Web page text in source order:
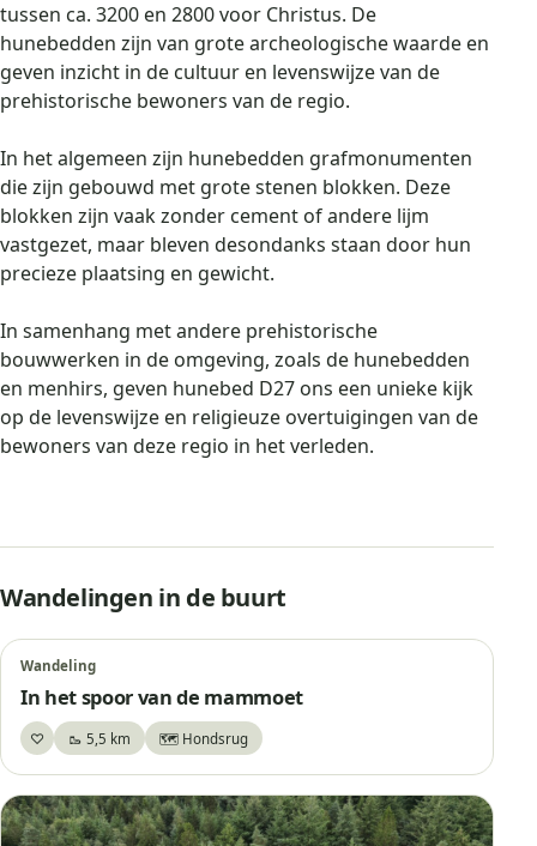
tussen ca. 3200 en 2800 voor Christus. De
hunebedden zijn van grote archeologische waarde en
geven inzicht in de cultuur en levenswijze van de
prehistorische bewoners van de regio.
In het algemeen zijn hunebedden grafmonumenten
die zijn gebouwd met grote stenen blokken. Deze
blokken zijn vaak zonder cement of andere lijm
vastgezet, maar bleven desondanks staan door hun
precieze plaatsing en gewicht.
In samenhang met andere prehistorische
bouwwerken in de omgeving, zoals de hunebedden
en menhirs, geven hunebed D27 ons een unieke kijk
op de levenswijze en religieuze overtuigingen van de
bewoners van deze regio in het verleden.
Wandelingen in de buurt
Wandeling
In het spoor van de mammoet
♡Bewaar🥾 5,5 km 🗺️ Hondsrug